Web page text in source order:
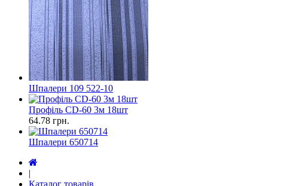
Шпалери 109 522-10
Профіль CD-60 3м 18шт
64.78 грн.
Шпалери 650714
|
Каталог товарів